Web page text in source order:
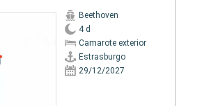
Beethoven
4 d
Camarote exterior
Estrasburgo
29/12/2027